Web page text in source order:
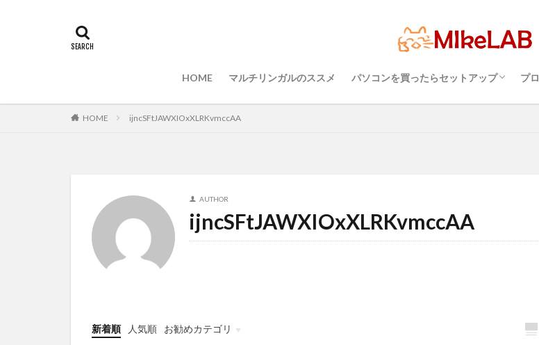
HOME マルチリンガルのススメ パソコンを買ったらセットアップ
超初心者のパソコンの選び方（３）・・
超初心者のパソコンの選び方（１）・・
超初心者のパソコンの選び方（２）・・
プ
プ
パ
タ
HOME ijncSFtJAWXIOxXLRKvmccAA
AUTHOR
ijncSFtJAWXIOxXLRKvmccAA
新着順 人気順
お勧めカテゴリ
っておこうスペック
Windows？それとも Mac？
適に使うためのPC性能選び 境
め
どれがいい 選ぶ PCセット